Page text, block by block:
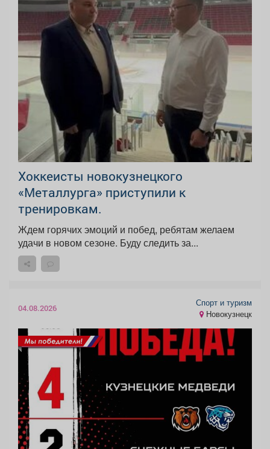
Хоккеисты новокузнецкого
«Металлурга» приступили к
тренировкам.
Ждем горячих эмоций и побед, ребятам желаем
удачи в новом сезоне. Буду следить за...
04.08.2026
Спорт и туризм
Новокузнецк